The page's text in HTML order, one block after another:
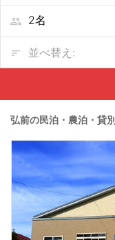
並べ替え:
弘前の民泊・農泊・貸